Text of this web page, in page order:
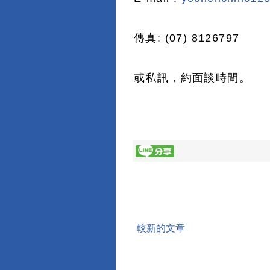
傳真: (07) 8126797
或私訊，約面談時間。
較新的文章